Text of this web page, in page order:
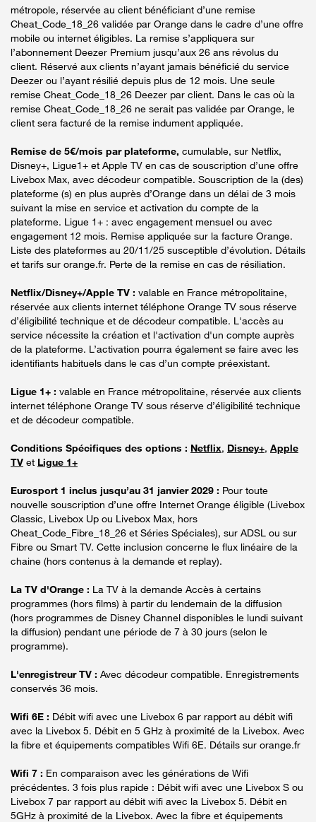
métropole, réservée au client bénéficiant d’une remise
Cheat_Code_18_26 validée par Orange dans le cadre d’une offre
mobile ou internet éligibles. La remise s’appliquera sur
l’abonnement Deezer Premium jusqu’aux 26 ans révolus du
client. Réservé aux clients n’ayant jamais bénéficié du service
Deezer ou l’ayant résilié depuis plus de 12 mois. Une seule
remise Cheat_Code_18_26 Deezer par client. Dans le cas où la
remise Cheat_Code_18_26 ne serait pas validée par Orange, le
client sera facturé de la remise indument appliquée.
Remise de 5€/mois par plateforme, cumulable, sur Netflix,
Disney+, Ligue1+ et Apple TV en cas de souscription d’une offre
Livebox Max, avec décodeur compatible. Souscription de la (des)
plateforme (s) en plus auprès d’Orange dans un délai de 3 mois
suivant la mise en service et activation du compte de la
plateforme. Ligue 1+ : avec engagement mensuel ou avec
engagement 12 mois. Remise appliquée sur la facture Orange.
Liste des plateformes au 20/11/25 susceptible d’évolution. Détails
et tarifs sur orange.fr. Perte de la remise en cas de résiliation.
Netflix/Disney+/Apple TV : valable en France métropolitaine,
réservée aux clients internet téléphone Orange TV sous réserve
d’éligibilité technique et de décodeur compatible. L'accès au
service nécessite la création et l'activation d'un compte auprès
de la plateforme. L’activation pourra également se faire avec les
identifiants habituels dans le cas d’un compte préexistant.
Ligue 1+ : valable en France métropolitaine, réservée aux clients
internet téléphone Orange TV sous réserve d’éligibilité technique
et de décodeur compatible.
Conditions Spécifiques des options : Netflix, Disney+, Apple
TV et Ligue 1+
Eurosport 1 inclus jusqu’au 31 janvier 2029 : Pour toute
nouvelle souscription d’une offre Internet Orange éligible (Livebox
Classic, Livebox Up ou Livebox Max, hors
Cheat_Code_Fibre_18_26 et Séries Spéciales), sur ADSL ou sur
Fibre ou Smart TV. Cette inclusion concerne le flux linéaire de la
chaine (hors contenus à la demande et replay).
La TV d'Orange : La TV à la demande Accès à certains
programmes (hors films) à partir du lendemain de la diffusion
(hors programmes de Disney Channel disponibles le lundi suivant
la diffusion) pendant une période de 7 à 30 jours (selon le
programme).
L'enregistreur TV : Avec décodeur compatible. Enregistrements
conservés 36 mois.
Wifi 6E : Débit wifi avec une Livebox 6 par rapport au débit wifi
avec la Livebox 5. Débit en 5 GHz à proximité de la Livebox. Avec
la fibre et équipements compatibles Wifi 6E. Détails sur orange.fr
Wifi 7 : En comparaison avec les générations de Wifi
précédentes. 3 fois plus rapide : Débit wifi avec une Livebox S ou
Livebox 7 par rapport au débit wifi avec la Livebox 5. Débit en
5GHz à proximité de la Livebox. Avec la fibre et équipements